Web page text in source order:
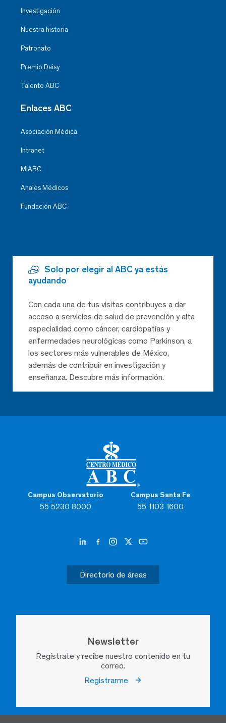
Campus Observatorio
55 5230 8000
Campus Santa Fe
55 1103 1600
Directorio de áreas
Newsletter
Regístrate y recibe nuestro contenido en tu
correo.
Registrarme
Investigación
Nuestra historia
Patronato
Premio Daisy
Talento ABC
Enlaces ABC
Asociación Médica
Intranet
MiABC
Anales Médicos
Fundación ABC
Solo por elegir al ABC ya estás
ayudando
Con cada una de tus visitas contribuyes a dar
acceso a servicios de salud de prevención y alta
especialidad como cáncer, cardiopatías y
enfermedades neurológicas como Parkinson, a
los sectores más vulnerables de México,
además de contribuir en investigación y
enseñanza. Descubre más información.